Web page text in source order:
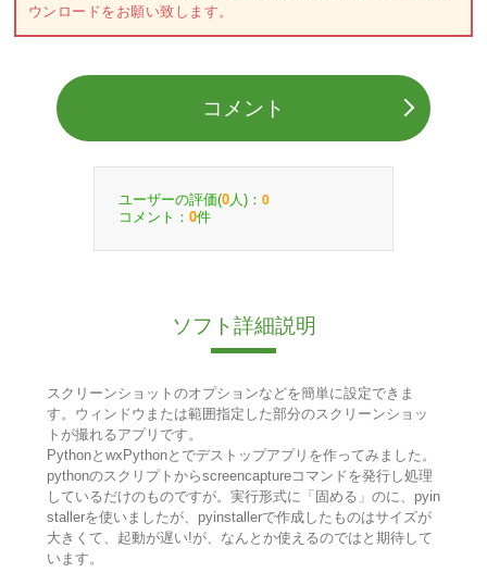
ウンロードをお願い致します。
コメント
ユーザーの評価(0 人)： 0
コメント： 0件
ソフト詳細説明
スクリーンショットのオプションなどを簡単に設定できま
す。ウィンドウまたは範囲指定した部分のスクリーンショッ
トが撮れるアプリです。
PythonとwxPythonとでデストップアプリを作ってみました。
pythonのスクリプトからscreencaptureコマンドを発行し処理
しているだけのものですが。実行形式に「固める」のに、pyin
stallerを使いましたが、pyinstallerで作成したものはサイズが
大きくて、起動が遅い!が、なんとか使えるのではと期待して
います。